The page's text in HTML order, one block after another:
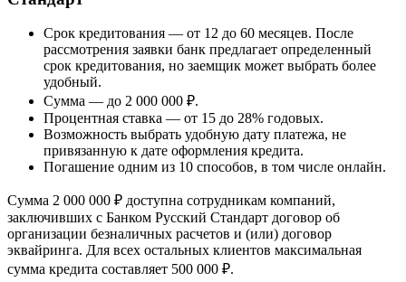
Срок кредитования — от 12 до 60 месяцев. После
рассмотрения заявки банк предлагает определенный
срок кредитования, но заемщик может выбрать более
удобный.
Сумма — до 2 000 000 ₽.
Процентная ставка — от 15 до 28% годовых.
Возможность выбрать удобную дату платежа, не
привязанную к дате оформления кредита.
Погашение одним из 10 способов, в том числе онлайн.
Сумма 2 000 000 ₽ доступна сотрудникам компаний,
заключивших с Банком Русский Стандарт договор об
организации безналичных расчетов и (или) договор
эквайринга. Для всех остальных клиентов максимальная
сумма кредита составляет 500 000 ₽.